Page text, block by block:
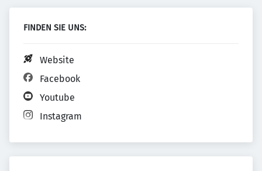
FINDEN SIE UNS:
Website
Facebook
Youtube
Instagram